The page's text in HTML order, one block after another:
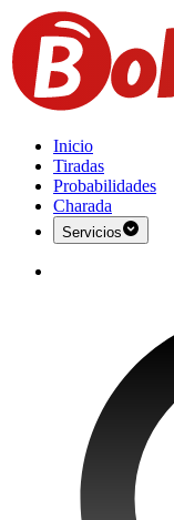
Inicio
Tiradas
Probabilidades
Charada
Servicios